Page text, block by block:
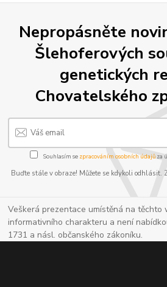
Nepropásněte
Šlehoferových
genetických
Chovatelského
Souhlasím se zpracováním osobních údajůza
Buďte stále v obraze! Můžete se kdykoli odhlásit.
Veškerá prezentace umístěná na těchto
informativního charakteru a není
1731 a násl. občanského zákoníku.